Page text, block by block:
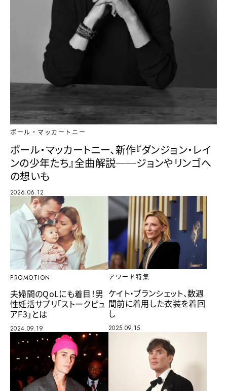
ポール・マッカートニー
ポール・マッカートニー、新作『ダンジョン・レイ
ンの少年たち』全曲解説──ジョンやリンゴへ
の想いも
2026.06.12
PROMOTION
夫婦間のQoLにも着目！男
性妊活サプリ「ストークピュ
アF3」とは
2024.09.19
アワード特集
ケイト・ブランシェット、数週
間前に着用した衣装を着回
し
2025.09.15